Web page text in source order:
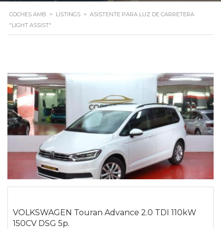
COCHES AMB > LISTINGS > ASISTENTE PARA LUZ DE CARRETERA
"LIGHT ASSIST"
VOLKSWAGEN Touran Advance 2.0 TDI 110kW
150CV DSG 5p.